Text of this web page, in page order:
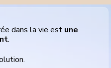
dans la vie est une
.